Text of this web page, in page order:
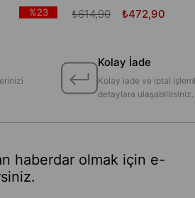
%23 ₺472,90
₺614,90
Kolay İade
Kolay iade ve iptal
detaylara ulaşabilirsiniz.
haberdar olmak için e-